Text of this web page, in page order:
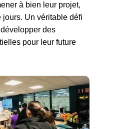
à bien leur projet,
Un véritable défi
des
pour leur future